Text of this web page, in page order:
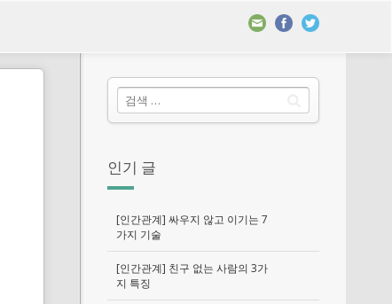
인기 글
[인간관계] 싸우지 않고 이기는 7
가지 기술
[인간관계] 친구 없는 사람의 3가
지 특징